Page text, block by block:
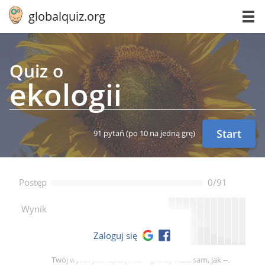
globalquiz.org
Quiz o
ekologii
91 pytań (po 10 na jedną grę) Start
Postęp 0/91
Wynik --
Twój wynik jest lepszy, niż -- graczy i taki sam, jak --.
Zaloguj się